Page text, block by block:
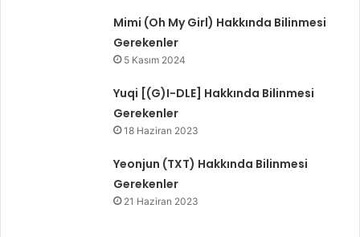
Mimi (Oh My Girl) Hakkında Bilinmesi
Gerekenler
5 Kasım 2024
Yuqi [(G)I-DLE] Hakkında Bilinmesi
Gerekenler
18 Haziran 2023
Yeonjun (TXT) Hakkında Bilinmesi
Gerekenler
21 Haziran 2023